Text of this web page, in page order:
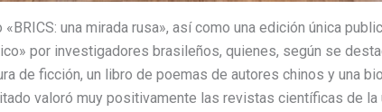
una mirada rusa», así como una edición única
por investigadores brasileños, quienes, según se
de ficción, un libro de poemas de autores chinos y una
valoró muy positivamente las revistas científicas de